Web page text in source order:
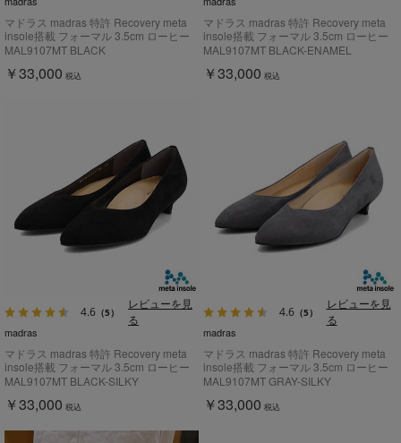
マドラス madras 特許 Recovery meta
insole搭載 フォーマル 3.5cm ローヒー
ルパンプス MAL9107MT
MAL9107MT BLACK
￥33,000 税込
マドラス madras 特許 Recovery meta
insole搭載 フォーマル 3.5cm ローヒー
ルパンプス MAL9107MT
MAL9107MT BLACK-ENAMEL
￥33,000 税込
4.6 （5）
レビューを見
る
madras
マドラス madras 特許 Recovery meta
insole搭載 フォーマル 3.5cm ローヒー
ルパンプス MAL9107MT
MAL9107MT BLACK-SILKY
￥33,000 税込
4.6（5）
レビューを見
る
madras
マドラス madras 特許 Recovery meta
insole搭載 フォーマル 3.5cm ローヒー
ルパンプス MAL9107MT
MAL9107MT GRAY-SILKY
￥33,000 税込